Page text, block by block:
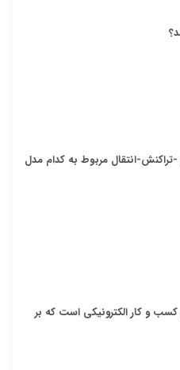
انتقال مربوط به کدام مدل
و کار الکترونیکی است که بر